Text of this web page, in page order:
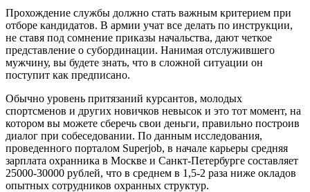
Прохождение службы должно стать важным критерием при
отборе кандидатов. В армии учат все делать по инструкции,
не ставя под сомнение приказы начальства, дают четкое
представление о субординации. Нанимая отслужившего
мужчину, вы будете знать, что в сложной ситуации он
поступит как предписано.
Обычно уровень притязаний курсантов, молодых
спортсменов и других новичков невысок и это тот момент, на
котором вы можете сберечь свои деньги, правильно построив
диалог при собеседовании. По данным исследования,
проведенного порталом Superjob, в начале карьеры средняя
зарплата охранника в Москве и Санкт-Петербурге составляет
25000-30000 рублей, что в среднем в 1,5-2 раза ниже окладов
опытных сотрудников охранных структур.